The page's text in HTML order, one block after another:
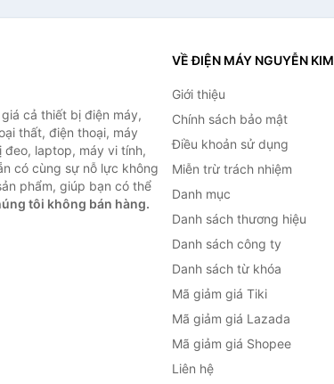
cả thiết bị điện máy,
thất, điện thoại, máy
laptop, máy vi tính,
có cùng sự nỗ lực không
phẩm, giúp bạn có thể
tôi không bán hàng.
VỀ ĐIỆN MÁY NGUYỄN KIM
Giới thiệu
Chính sách bảo mật
Điều khoản sử dụng
Miễn trừ trách nhiệm
Danh mục
Danh sách thương hiệu
Danh sách công ty
Danh sách từ khóa
Mã giảm giá Tiki
Mã giảm giá Lazada
Mã giảm giá Shopee
Liên hệ